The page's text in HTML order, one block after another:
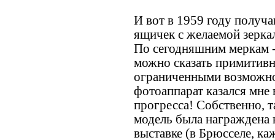
И вот в 1959 году
ящичек с желаемой
По сегодняшним меркам
можно сказать
ограниченными
фотоаппарат казался
прогресса! Собственно,
модель была
выставке (в Брюсселе,